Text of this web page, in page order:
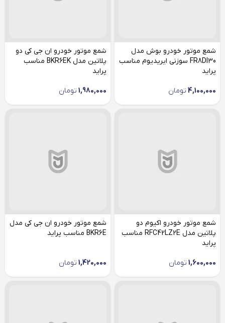
شمع موتور خودرو بوش مدل
FR8DI30 سوزنی ایریدیوم مناسب
پراید
4,100,000 تومان
شمع موتور خودرو ان جی کی دو
پلاتین مدل BKR6EK مناسب
پراید
1,980,000 تومان
شمع موتور خودرو اکیوم دو
پلاتین مدل RFC42LZ2E مناسب
پراید
1,600,000 تومان
شمع موتور خودرو ان جی کی مدل
BKR6E مناسب پراید
1,420,000 تومان